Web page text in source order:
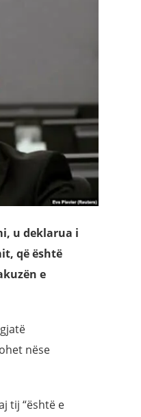
u deklarua i
që është
e
nëse
tij “është e